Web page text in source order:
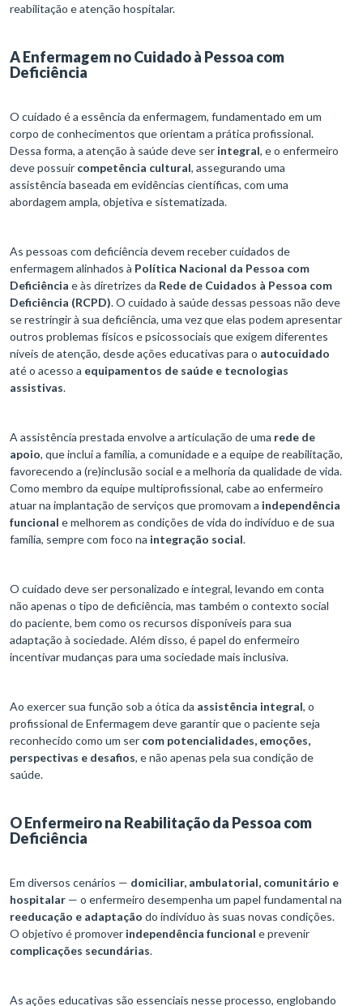
reabilitação e atenção hospitalar.
A Enfermagem no Cuidado à Pessoa com
Deficiência
O cuidado é a essência da enfermagem, fundamentado em um
corpo de conhecimentos que orientam a prática profissional.
Dessa forma, a atenção à saúde deve ser integral, e o enfermeiro
deve possuir competência cultural, assegurando uma
assistência baseada em evidências científicas, com uma
abordagem ampla, objetiva e sistematizada.
As pessoas com deficiência devem receber cuidados de
enfermagem alinhados à Política Nacional da Pessoa com
Deficiência e às diretrizes da Rede de Cuidados à Pessoa com
Deficiência (RCPD). O cuidado à saúde dessas pessoas não deve
se restringir à sua deficiência, uma vez que elas podem apresentar
outros problemas físicos e psicossociais que exigem diferentes
níveis de atenção, desde ações educativas para o autocuidado
até o acesso a equipamentos de saúde e tecnologias
assistivas.
A assistência prestada envolve a articulação de uma rede de
apoio, que inclui a família, a comunidade e a equipe de reabilitação,
favorecendo a (re)inclusão social e a melhoria da qualidade de vida.
Como membro da equipe multiprofissional, cabe ao enfermeiro
atuar na implantação de serviços que promovam a independência
funcional e melhorem as condições de vida do indivíduo e de sua
família, sempre com foco na integração social.
O cuidado deve ser personalizado e integral, levando em conta
não apenas o tipo de deficiência, mas também o contexto social
do paciente, bem como os recursos disponíveis para sua
adaptação à sociedade. Além disso, é papel do enfermeiro
incentivar mudanças para uma sociedade mais inclusiva.
Ao exercer sua função sob a ótica da assistência integral, o
profissional de Enfermagem deve garantir que o paciente seja
reconhecido como um ser com potencialidades, emoções,
perspectivas e desafios, e não apenas pela sua condição de
saúde.
O Enfermeiro na Reabilitação da Pessoa com
Deficiência
Em diversos cenários — domiciliar, ambulatorial, comunitário e
hospitalar — o enfermeiro desempenha um papel fundamental na
reeducação e adaptação do indivíduo às suas novas condições.
O objetivo é promover independência funcional e prevenir
complicações secundárias.
As ações educativas são essenciais nesse processo, englobando